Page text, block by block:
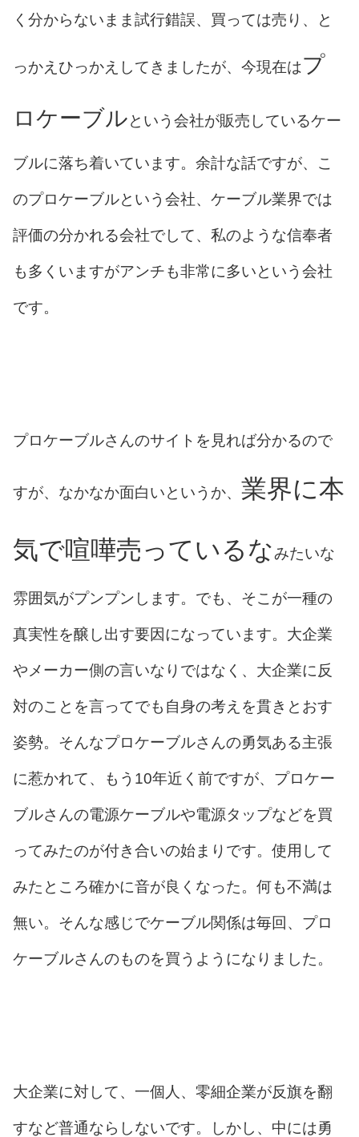
く分からないまま試行錯誤、買っては売り、と
っかえひっかえしてきましたが、今現在はプ
ロケーブルという会社が販売しているケー
ブルに落ち着いています。余計な話ですが、こ
のプロケーブルという会社、ケーブル業界では
評価の分かれる会社でして、私のような信奉者
も多くいますがアンチも非常に多いという会社
です。
プロケーブルさんのサイトを見れば分かるので
すが、なかなか面白いというか、 業界に本
気で喧嘩売っているなみたいな
雰囲気がプンプンします。でも、そこが一種の
真実性を醸し出す要因になっています。大企業
やメーカー側の言いなりではなく、大企業に反
対のことを言ってでも自身の考えを貫きとおす
姿勢。そんなプロケーブルさんの勇気ある主張
に惹かれて、もう10年近く前ですが、プロケー
ブルさんの電源ケーブルや電源タップなどを買
ってみたのが付き合いの始まりです。使用して
みたところ確かに音が良くなった。何も不満は
無い。そんな感じでケーブル関係は毎回、プロ
ケーブルさんのものを買うようになりました。
大企業に対して、一個人、零細企業が反旗を翻
すなど普通ならしないです。しかし、中には勇